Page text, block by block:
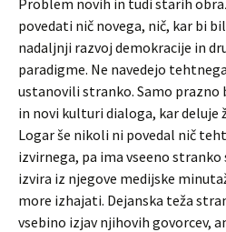
Problem novih in tudi starih
povedati nič novega, nič, kar bi
nadaljnji razvoj demokracije in
paradigme. Ne navedejo
ustanovili stranko. Samo prazno
in novi kulturi dialoga, kar deluje
Logar še nikoli ni povedal nič
izvirnega, pa ima vseeno
izvira iz njegove medijske
more izhajati. Dejanska teža
vsebino izjav njihovih govorcev,